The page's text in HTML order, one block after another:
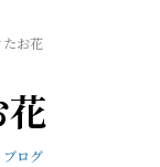
お花
ブログ